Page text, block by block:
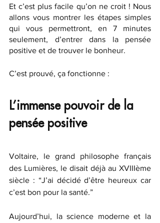
Et c’est plus facile qu’on ne croit ! Nous
allons vous montrer les étapes simples
qui vous permettront, en 7 minutes
seulement, d’entrer dans la pensée
positive et de trouver le bonheur.
C’est prouvé, ça fonctionne :
L’immense pouvoir de la
pensée positive
Voltaire, le grand philosophe français
des Lumières, le disait déjà au XVIIIème
siècle : “J’ai décidé d’être heureux car
c’est bon pour la santé.”
Aujourd’hui, la science moderne et la